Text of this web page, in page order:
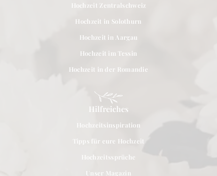
Hochzeit Zentralschweiz
Hochzeit in Solothurn
Hochzeit in Aargau
Hochzeit im Tessin
Hochzeit in der Romandie
Hilfreiches
Hochzeitsinspiration
Tipps für eure Hochzeit
Hochzeitssprüche
Unser Magazin